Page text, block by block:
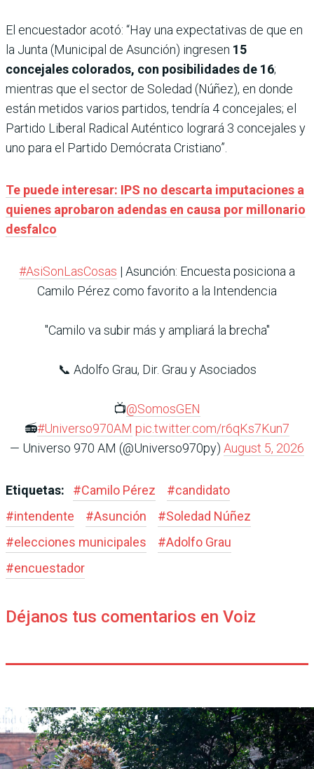
El encuestador acotó: “Hay una expectativas de que en
la Junta (Municipal de Asunción) ingresen 15
concejales colorados, con posibilidades de 16;
mientras que el sector de Soledad (Núñez), en donde
están metidos varios partidos, tendría 4 concejales; el
Partido Liberal Radical Auténtico logrará 3 concejales y
uno para el Partido Demócrata Cristiano”.
Te puede interesar: IPS no descarta imputaciones a
quienes aprobaron adendas en causa por millonario
desfalco
#AsiSonLasCosas | Asunción: Encuesta posiciona a
Camilo Pérez como favorito a la Intendencia
"Camilo va subir más y ampliará la brecha"
📞 Adolfo Grau, Dir. Grau y Asociados
📺@SomosGEN
📻#Universo970AM pic.twitter.com/r6qKs7Kun7
— Universo 970 AM (@Universo970py) August 5, 2026
Etiquetas: #Camilo Pérez #candidato
#intendente #Asunción #Soledad Núñez
#elecciones municipales #Adolfo Grau
#encuestador
Déjanos tus comentarios en Voiz